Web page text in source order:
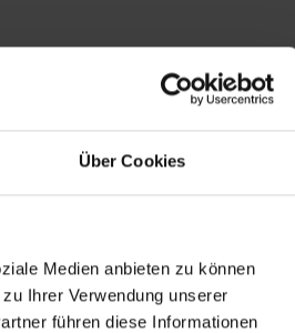
Über Cookies
Medien anbieten zu können
Ihrer Verwendung unserer
führen diese Informationen